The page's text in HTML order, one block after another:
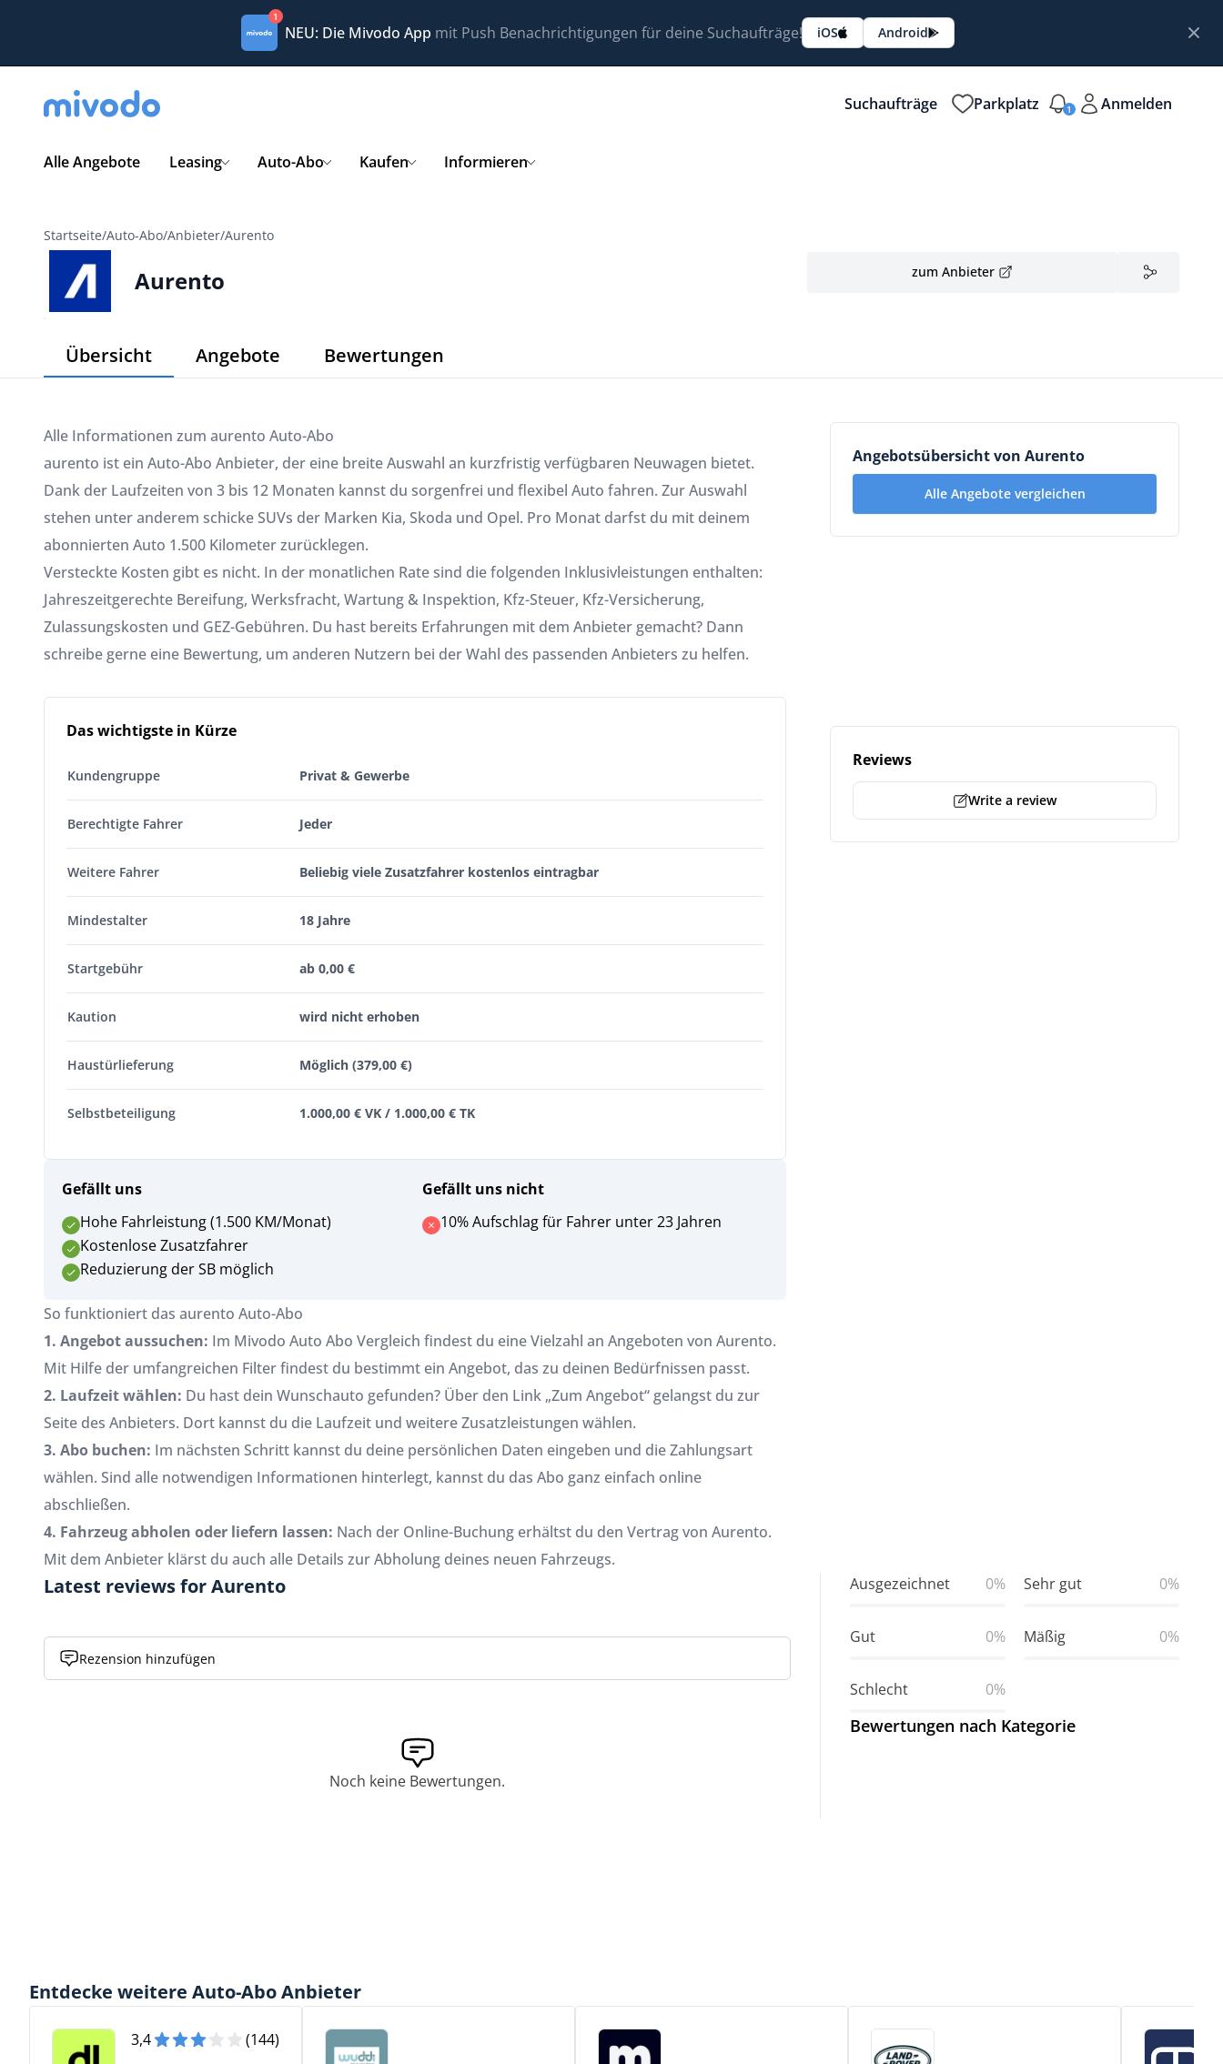
1
NEU: Die Mivodo App mit Push Benachrichtigungen für deine Suchaufträge! iOS Android
Suchaufträge Parkplatz 1 Anmelden
Alle Angebote Leasing Auto-Abo Kaufen Informieren
Startseite/Auto-Abo/Anbieter/Aurento
Aurento zum Anbieter
Übersicht Angebote Bewertungen
Alle Informationen zum aurento Auto-Abo
aurento ist ein Auto-Abo Anbieter, der eine breite Auswahl an kurzfristig verfügbaren Neuwagen bietet.
Dank der Laufzeiten von 3 bis 12 Monaten kannst du sorgenfrei und flexibel Auto fahren. Zur Auswahl
stehen unter anderem schicke SUVs der Marken Kia, Skoda und Opel. Pro Monat darfst du mit deinem
abonnierten Auto 1.500 Kilometer zurücklegen.
Versteckte Kosten gibt es nicht. In der monatlichen Rate sind die folgenden Inklusivleistungen enthalten:
Jahreszeitgerechte Bereifung, Werksfracht, Wartung & Inspektion, Kfz-Steuer, Kfz-Versicherung,
Zulassungskosten und GEZ-Gebühren. Du hast bereits Erfahrungen mit dem Anbieter gemacht? Dann
schreibe gerne eine Bewertung, um anderen Nutzern bei der Wahl des passenden Anbieters zu helfen.
Angebotsübersicht von Aurento
Alle Angebote vergleichen
Das wichtigste in Kürze
Kundengruppe Privat & Gewerbe
Berechtigte Fahrer Jeder
Weitere Fahrer Beliebig viele Zusatzfahrer kostenlos eintragbar
Mindestalter 18 Jahre
Startgebühr ab 0,00 €
Kaution wird nicht erhoben
Haustürlieferung Möglich (379,00 €)
Selbstbeteiligung 1.000,00 € VK / 1.000,00 € TK
Gefällt uns
Hohe Fahrleistung (1.500 KM/Monat)
Kostenlose Zusatzfahrer
Reduzierung der SB möglich
Gefällt uns nicht
10% Aufschlag für Fahrer unter 23 Jahren
So funktioniert das aurento Auto-Abo
1. Angebot aussuchen: Im Mivodo Auto Abo Vergleich findest du eine Vielzahl an Angeboten von Aurento.
Mit Hilfe der umfangreichen Filter findest du bestimmt ein Angebot, das zu deinen Bedürfnissen passt.
2. Laufzeit wählen: Du hast dein Wunschauto gefunden? Über den Link „Zum Angebot“ gelangst du zur
Seite des Anbieters. Dort kannst du die Laufzeit und weitere Zusatzleistungen wählen.
3. Abo buchen: Im nächsten Schritt kannst du deine persönlichen Daten eingeben und die Zahlungsart
wählen. Sind alle notwendigen Informationen hinterlegt, kannst du das Abo ganz einfach online
abschließen.
4. Fahrzeug abholen oder liefern lassen: Nach der Online-Buchung erhältst du den Vertrag von Aurento.
Mit dem Anbieter klärst du auch alle Details zur Abholung deines neuen Fahrzeugs.
Reviews
Write a review
Latest reviews for Aurento
Rezension hinzufügen
Noch keine Bewertungen.
Ausgezeichnet 0% Sehr gut 0%
Gut 0% Mäßig 0%
Schlecht 0%
Bewertungen nach Kategorie
Entdecke weitere Auto-Abo Anbieter
3,4 (144)